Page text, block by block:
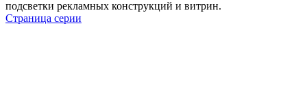
подсветки рекламных конструкций и витрин.
Страница серии